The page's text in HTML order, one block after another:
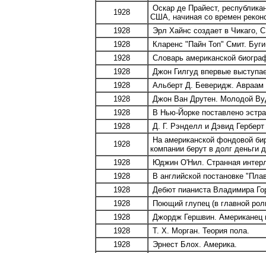
1928
Оскар де Прайест,
США, начиная со времен
1928
Эрл Хайнс создает в Чикаго,
1928
Кларенс "Пайн Топ" Смит.
1928
Словарь американской
1928
Джон Гилгуд впервые
1928
Альберт Д. Беверидж. Авраам
1928
Джон Ван Друтен. Молодой
1928
В Нью-Йорке поставлено
1928
Д. Г. Рэнделл и Дэвид
1928
На американской фондовой
компании берут в долг деньги
1928
Юджин О'Нил. Странная
1928
В английской постановке
1928
Дебют пианиста Владимира
1928
Поющий глупец (в главной
1928
Джордж Гершвин. Американец
1928
Т. Х. Морган. Теория пола.
1928
Эрнест Блох. Америка.